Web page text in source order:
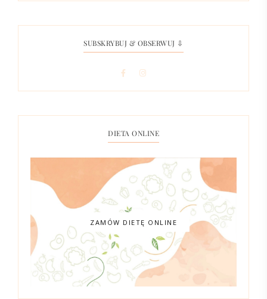
SUBSKRYBUJ & OBSERWUJ ⇩
DIETA ONLINE
ZAMÓW DIETĘ ONLINE